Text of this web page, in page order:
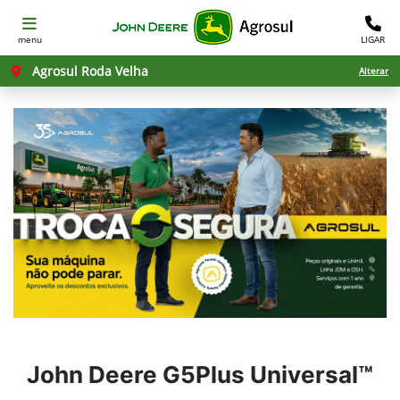
menu LIGAR
Agrosul Roda Velha Alterar
John Deere G5Plus Universal™